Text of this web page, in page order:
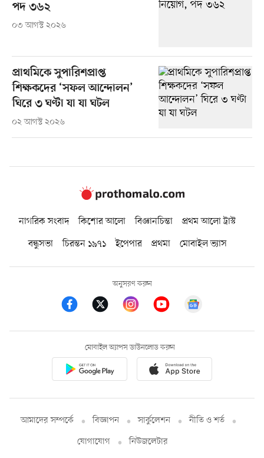
পদ ৩৬২
০৩ আগস্ট ২০২৬
প্রাথমিকে সুপারিশপ্রাপ্ত
শিক্ষকদের ‘সফল আন্দোলন’
ঘিরে ৩ ঘণ্টা যা যা ঘটল
০২ আগস্ট ২০২৬
নাগরিক সংবাদ কিশোর আলো বিজ্ঞানচিন্তা
প্রথম আলো ট্রাস্ট
বন্ধুসভা
চিরন্তন ১৯৭১ ইপেপার প্রথমা মোবাইল ভ্যাস
অনুসরণ করুন
মোবাইল অ্যাপস ডাউনলোড করুন
আমাদের সম্পর্কে বিজ্ঞাপন সার্কুলেশন
নীতি ও শর্ত
যোগাযোগ
নিউজলেটার